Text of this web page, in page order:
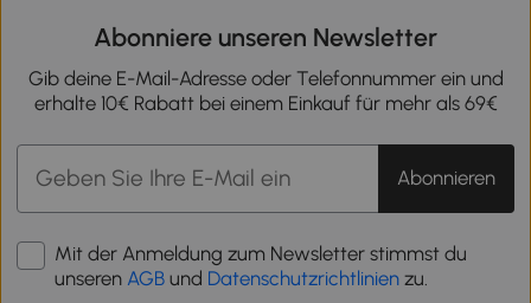
Abonniere unseren Newsletter
Gib deine E-Mail-Adresse oder Telefonnummer ein und
erhalte 10€ Rabatt bei einem Einkauf für mehr als 69€
Abonnieren
Mit der Anmeldung zum Newsletter stimmst du
unseren AGB und Datenschutzrichtlinien zu.